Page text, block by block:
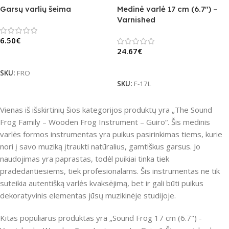
Garsų varlių šeima
6.50€
SKU: FRO
Medinė varlė 17 cm (6.7″) –
Varnished
24.67€
SKU: F-17L
Vienas iš išskirtinių šios kategorijos produktų yra „The Sound
Frog Family – Wooden Frog Instrument – Guiro“. Šis medinis
varlės formos instrumentas yra puikus pasirinkimas tiems, kurie
nori į savo muziką įtraukti natūralius, gamtiškus garsus. Jo
naudojimas yra paprastas, todėl puikiai tinka tiek
pradedantiesiems, tiek profesionalams. Šis instrumentas ne tik
suteikia autentišką varlės kvaksėjimą, bet ir gali būti puikus
dekoratyvinis elementas jūsų muzikinėje studijoje.
Kitas populiarus produktas yra „Sound Frog 17 cm (6.7") -